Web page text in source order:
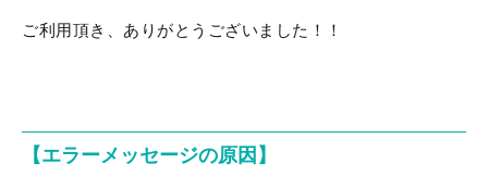
ご利用頂き、ありがとうございました！！
【エラーメッセージの原因】